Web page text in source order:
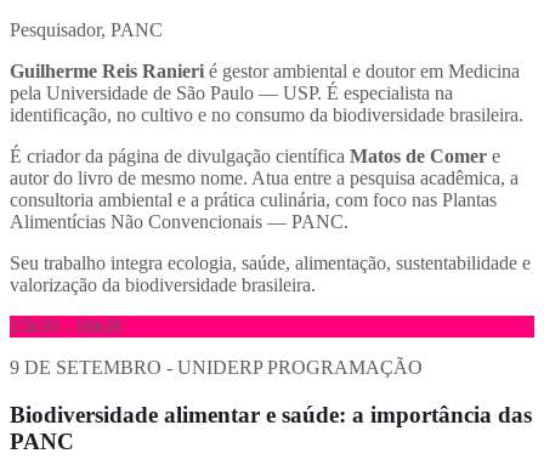
Pesquisador, PANC
Guilherme Reis Ranieri é gestor ambiental e doutor em Medicina
pela Universidade de São Paulo — USP. É especialista na
identificação, no cultivo e no consumo da biodiversidade brasileira.
É criador da página de divulgação científica Matos de Comer e
autor do livro de mesmo nome. Atua entre a pesquisa acadêmica, a
consultoria ambiental e a prática culinária, com foco nas Plantas
Alimentícias Não Convencionais — PANC.
Seu trabalho integra ecologia, saúde, alimentação, sustentabilidade e
valorização da biodiversidade brasileira.
15h30 - 16h30
9 DE SETEMBRO - UNIDERPPROGRAMAÇÃO
Biodiversidade alimentar e saúde: a importância das
PANC